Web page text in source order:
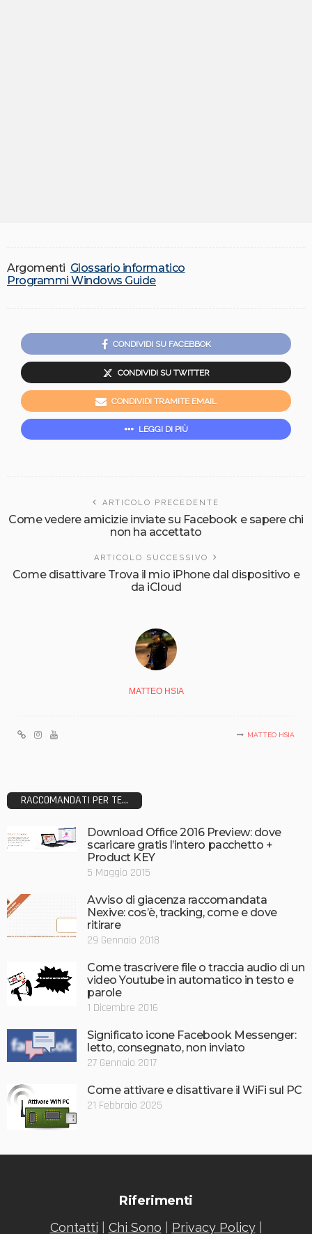
Argomenti Glossario informatico
Programmi Windows Guide
CONDIVIDI SU FACEBBOK
CONDIVIDI SU TWITTER
CONDIVIDI TRAMITE EMAIL
LEGGI DI PIÙ
ARTICOLO PRECEDENTE
Come vedere amicizie inviate su Facebook e sapere chi
non ha accettato
ARTICOLO SUCCESSIVO
Come disattivare Trova il mio iPhone dal dispositivo e
da iCloud
MATTEO HSIA
MATTEO HSIA
RACCOMANDATI PER TE...
Download Office 2016 Preview: dove
scaricare gratis l’intero pacchetto +
Product KEY
5 Maggio 2015
Avviso di giacenza raccomandata
Nexive: cos’è, tracking, come e dove
ritirare
29 Gennaio 2018
Come trascrivere file o traccia audio di un
video Youtube in automatico in testo e
parole
1 Dicembre 2016
Significato icone Facebook Messenger:
letto, consegnato, non inviato
27 Gennaio 2017
Come attivare e disattivare il WiFi sul PC
21 Febbraio 2025
Riferimenti
Contatti Chi Sono Privacy Policy|